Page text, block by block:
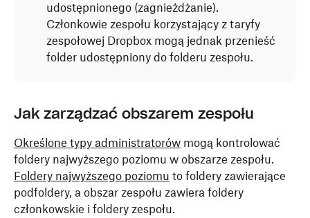
udostępnionego (zagnieżdżanie).
Członkowie zespołu korzystający z taryfy
zespołowej Dropbox mogą jednak przenieść
folder udostępniony do folderu zespołu.
Jak zarządzać obszarem zespołu
Określone typy administratorów mogą kontrolować
foldery najwyższego poziomu w obszarze zespołu.
Foldery najwyższego poziomu to foldery zawierające
podfoldery, a obszar zespołu zawiera foldery
członkowskie i foldery zespołu.